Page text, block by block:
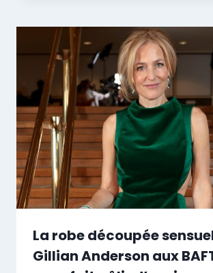
La robe découpée
Gillian Anderson aux